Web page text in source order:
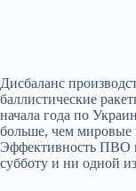
Дисбаланс
баллистические
начала года по
больше, чем мировые
Эффективность ПВО
субботу и ни одной